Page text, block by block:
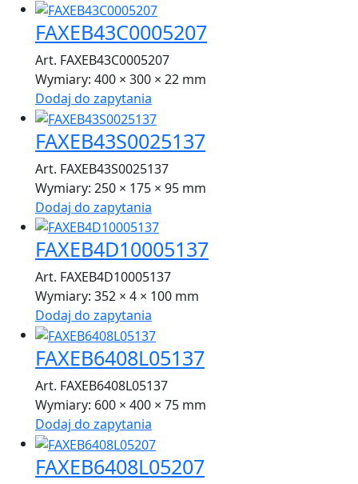
FAXEB43C0005207
Art. FAXEB43C0005207
Wymiary: 400 × 300 × 22 mm
Dodaj do zapytania
FAXEB43S0025137
Art. FAXEB43S0025137
Wymiary: 250 × 175 × 95 mm
Dodaj do zapytania
FAXEB4D10005137
Art. FAXEB4D10005137
Wymiary: 352 × 4 × 100 mm
Dodaj do zapytania
FAXEB6408L05137
Art. FAXEB6408L05137
Wymiary: 600 × 400 × 75 mm
Dodaj do zapytania
FAXEB6408L05207